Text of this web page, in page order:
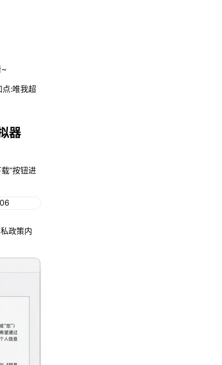
~
:唯我超
器
”按钮进
政策内